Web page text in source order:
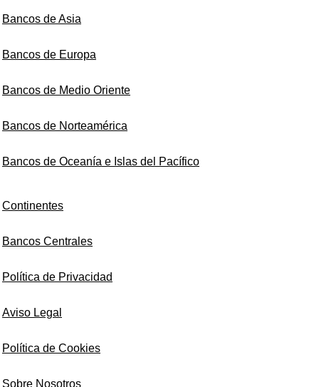
Bancos de Asia
Bancos de Europa
Bancos de Medio Oriente
Bancos de Norteamérica
Bancos de Oceanía e Islas del Pacífico
Continentes
Bancos Centrales
Política de Privacidad
Aviso Legal
Política de Cookies
Sobre Nosotros